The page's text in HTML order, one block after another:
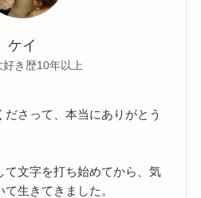
ケイ
好き歴10年以上
さって、本当にありがとう
て文字を打ち始めてから、気
生きてきました。